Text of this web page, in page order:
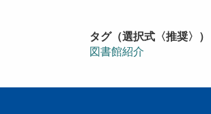
タグ（選択式〈推奨〉）
図書館紹介